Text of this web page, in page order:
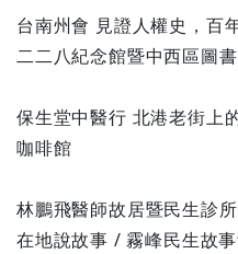
台南州會 見證人權史，百
二二八紀念館暨中西區圖
保生堂中醫行 北港老街上
咖啡館
林鵬飛醫師故居暨民生診
在地說故事 / 霧峰民生故